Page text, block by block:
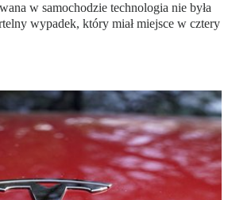
w samochodzie technologia nie była
wypadek, który miał miejsce w cztery